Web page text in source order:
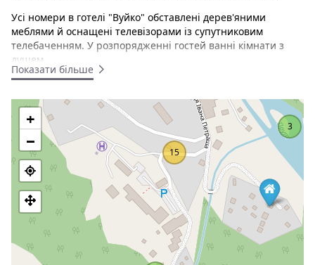
Усі номери в готелі "Вуйко" обставлені дерев'яними
меблями й оснащені телевізорами із супутниковим
телебаченням. У розпорядженні гостей ванні кімнати з
душем.
Стандарт двомісний - світлий, чистий, затишний номер.
Площа 18 метрів. Номер обладнаний всім необхідним:
телевізор, двоспальне ліжко, стіл, стільці, вішалка з
комодом, санвузол.
Стандарт тримісний - світлий, чистий, затишний номер.
Площа 18 метрів. Номер обладнаний всім необхідним:
телевізор, три окремі ліжка, стіл, стільці, вішалка з
комодом, санвузол
Сімейний двокімнатний номер - світлий, чистий,
затишний двокімнатний номер. Площа 22 метра. Номер
обладнаний всім необхідним: телевізор, двоспальне
ліжко в одній та розкладний полуторний диван в другій
кімнаті, стіл, стільці, вішалка з комодом, санвузол.
Показати більше
15
3
+
−